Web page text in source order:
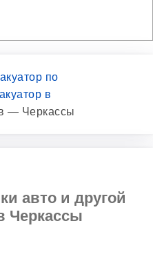
по
в
— Черкассы
авто и другой
Черкассы